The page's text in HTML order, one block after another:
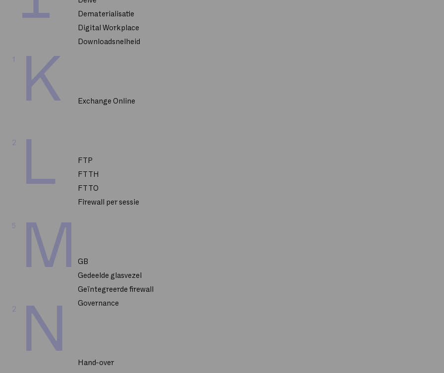
K
1
L
2
M
5
N
2
Dematerialisatie
Digital Workplace
Downloadsnelheid
Exchange Online
FTP
FTTH
FTTO
Firewall per sessie
GB
Gedeelde glasvezel
Geïntegreerde firewall
Governance
Hand-over